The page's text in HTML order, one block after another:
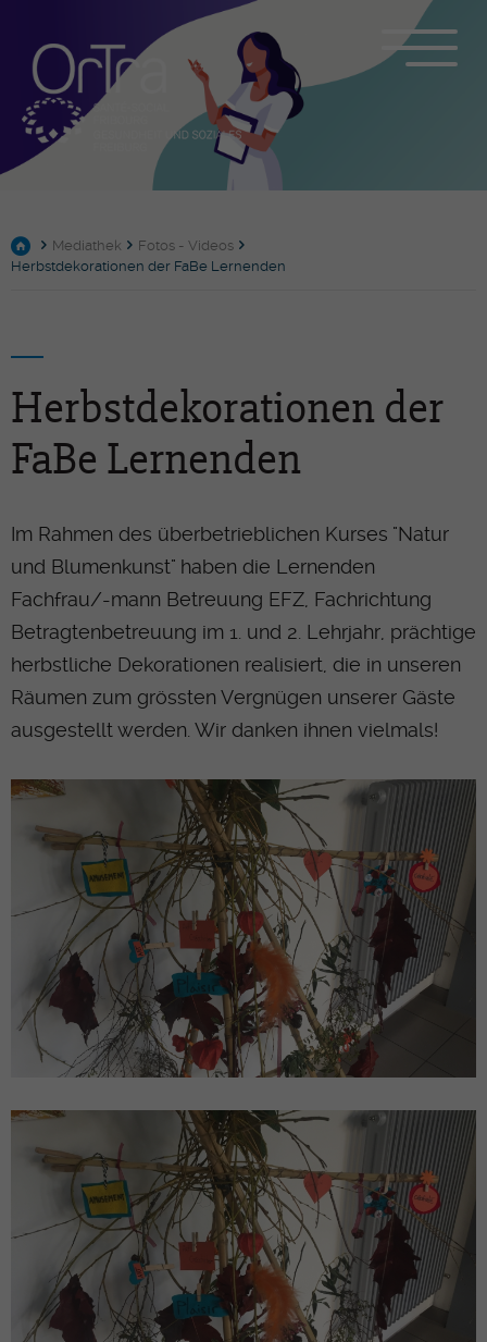
Mediathek
Fotos - Videos
Herbstdekorationen der FaBe Lernenden
Herbstdekorationen der
FaBe Lernenden
Im Rahmen des überbetrieblichen Kurses "Natur
und Blumenkunst" haben die Lernenden
Fachfrau/-mann Betreuung EFZ, Fachrichtung
Betragtenbetreuung im 1. und 2. Lehrjahr, prächtige
herbstliche Dekorationen realisiert, die in unseren
Räumen zum grössten Vergnügen unserer Gäste
ausgestellt werden. Wir danken ihnen vielmals!